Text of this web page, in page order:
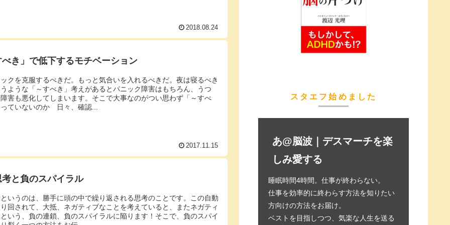
2018.08.24
き」で低下するモチベーション
クを克服するべきだ。もっと気合いを入れるべきだ。夜は寝るべき
ような「～すべき」考えがあるとパニック障害はもちろん、うつ
害も悪化してしまいます。そこで大事なのがつい思わず「～すべ
ていないのか 日々、確認...
2017.11.15
と負のスパイラル
いうのは、勝手に頭の中で繰り返される思考のことです。この自動
回されて、大抵、ネガティブなことを考えていると、またネガティ
いう、負の連鎖、負のスパイラルに陥ります！そこで、負のスパイ
スタエフ始めました
あ@脳波｜デスマーチを楽
しみ愛する
睡眠時間4時間。仕事が終わらない。
仕事を効率的に終わらす方法を知りたい
方向けの方法をお届け。
ベストを目指しつつ、気楽な人生を送る